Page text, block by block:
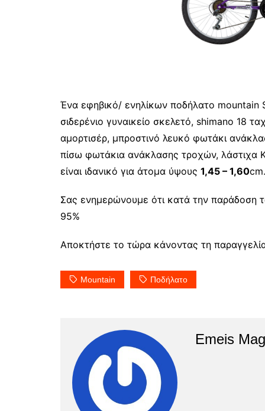
Ένα εφηβικό/ ενηλίκων ποδήλατο mountain
σιδερένιο γυναικείο σκελετό, shimano 18
αμορτισέρ, μπροστινό λευκό φωτάκι
πίσω φωτάκια ανάκλασης τροχών, λάστιχα
είναι ιδανικό για άτομα ύψους 1,45 – 1,60cm.
Σας ενημερώνουμε ότι κατά την παράδοση
95%
Αποκτήστε το τώρα κάνοντας τη
Mountain Ποδήλατο
Emeis